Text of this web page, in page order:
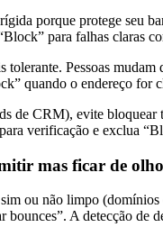
porque protege seu
para falhas claras
tolerante. Pessoas
quando o endereço for
de CRM), evite bloquear
verificação e exclua
mas ficar de olho
ou não limpo
bounces”. A detecção de